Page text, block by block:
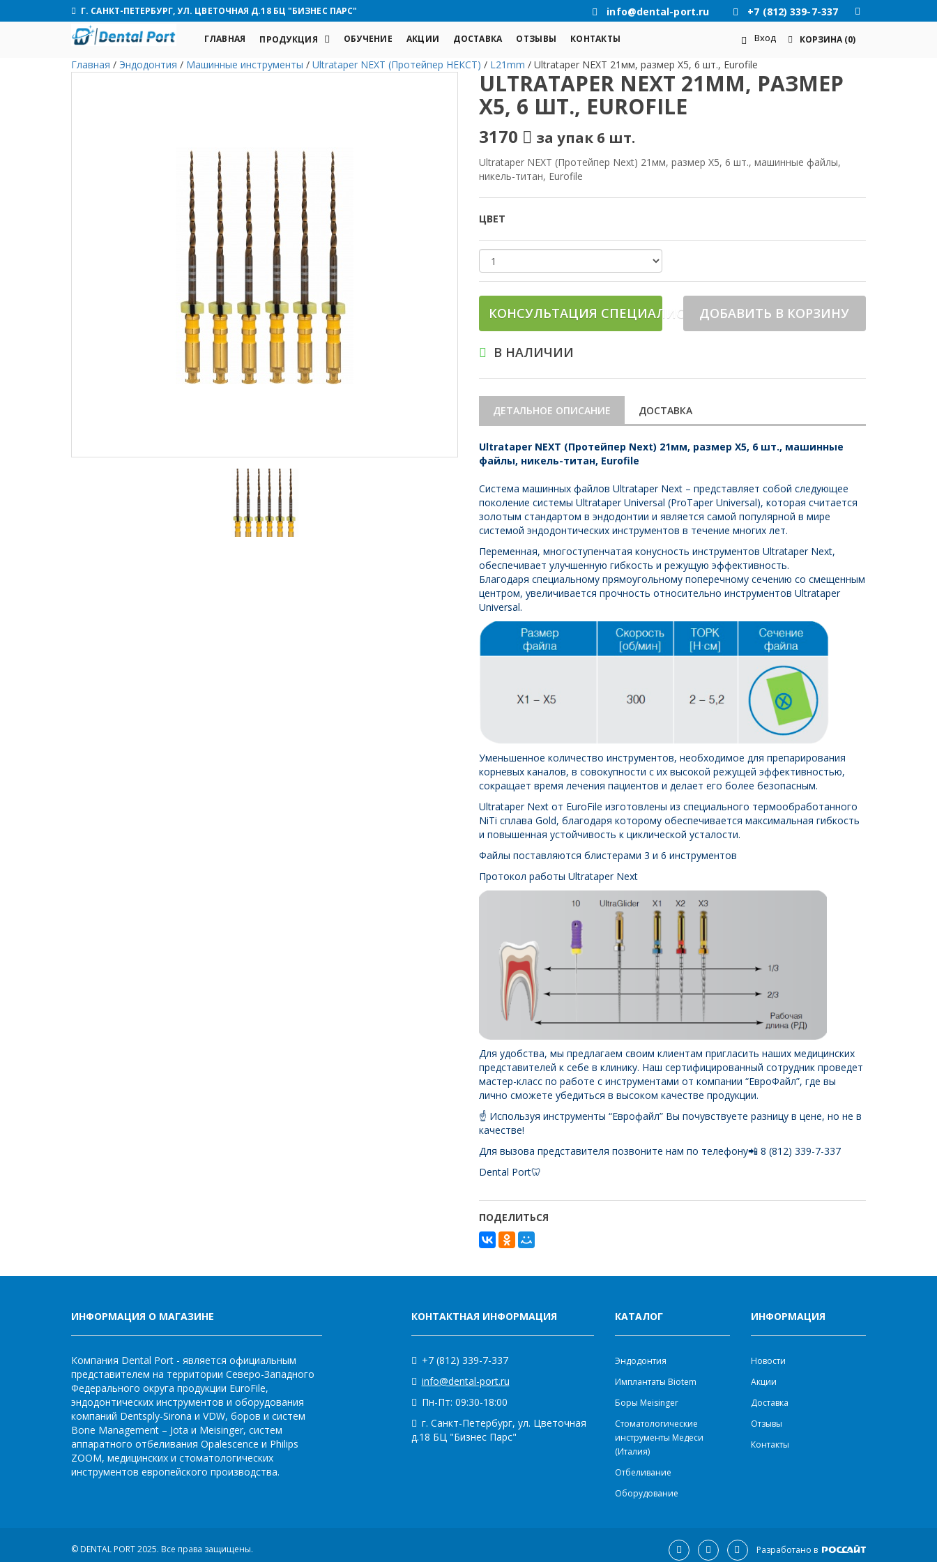
Г. САНКТ-ПЕТЕРБУРГ, УЛ. ЦВЕТОЧНАЯ Д.18 БЦ "БИЗНЕС ПАРС" info@dental-port.ru +7 (812) 339-7-337
ГЛАВНАЯ ПРОДУКЦИЯ ОБУЧЕНИЕ АКЦИИ ДОСТАВКА ОТЗЫВЫ КОНТАКТЫ Вход КОРЗИНА (0)
Главная / Эндодонтия / Машинные инструменты / Ultrataper NEXT (Протейпер НЕКСТ) / L21mm / Ultrataper NEXT 21мм, размер X5, 6 шт., Eurofile
ULTRATAPER NEXT 21ММ, РАЗМЕР
X5, 6 ШТ., EUROFILE
3170 за упак 6 шт.
Ultrataper NEXT (Протейпер Next) 21мм, размер X5, 6 шт., машинные файлы,
никель-титан, Eurofile
ЦВЕТ
КОНСУЛЬТАЦИЯ СПЕЦИАЛИСТАДОБАВИТЬ В КОРЗИНУ
В НАЛИЧИИ
ДЕТАЛЬНОЕ ОПИСАНИЕ ДОСТАВКА
Ultrataper NEXT (Протейпер Next) 21мм, размер X5, 6 шт., машинные
файлы, никель-титан, Eurofile
Система машинных файлов Ultrataper Next – представляет собой следующее
поколение системы Ultrataper Universal (ProTaper Universal), которая считается
золотым стандартом в эндодонтии и является самой популярной в мире
системой эндодонтических инструментов в течение многих лет.
Переменная, многоступенчатая конусность инструментов Ultrataper Next,
обеспечивает улучшенную гибкость и режущую эффективность.
Благодаря специальному прямоугольному поперечному сечению со смещенным
центром, увеличивается прочность относительно инструментов Ultrataper
Universal.
Уменьшенное количество инструментов, необходимое для препарирования
корневых каналов, в совокупности с их высокой режущей эффективностью,
сокращает время лечения пациентов и делает его более безопасным.
Ultrataper Next от EuroFile изготовлены из специального термообработанного
NiTi сплава Gold, благодаря которому обеспечивается максимальная гибкость
и повышенная устойчивость к циклической усталости.
Файлы поставляются блистерами 3 и 6 инструментов
Протокол работы Ultrataper Next
Для удобства, мы предлагаем своим клиентам пригласить наших медицинских
представителей к себе в клинику. Наш сертифицированный сотрудник проведет
мастер-класс по работе с инструментами от компании “ЕвроФайл”, где вы
лично сможете убедиться в высоком качестве продукции.
☝️ Используя инструменты “Еврофайл” Вы почувствуете разницу в цене, но не в
качестве!
Для вызова представителя позвоните нам по телефону📲 8 (812) 339-7-337
Dental Port🦷
ПОДЕЛИТЬСЯ
ИНФОРМАЦИЯ О МАГАЗИНЕ
Компания Dental Port - является официальным
представителем на территории Северо-Западного
Федерального округа продукции EuroFile,
эндодонтических инструментов и оборудования
компаний Dentsply-Sirona и VDW, боров и систем
Bone Management – Jota и Meisinger, систем
аппаратного отбеливания Opalescence и Philips
ZOOM, медицинских и стоматологических
инструментов европейского производства.
КОНТАКТНАЯ ИНФОРМАЦИЯ
+7 (812) 339-7-337
info@dental-port.ru
Пн-Пт: 09:30-18:00
г. Санкт-Петербург, ул. Цветочная
д.18 БЦ "Бизнес Парс"
КАТАЛОГ
Эндодонтия
Имплантаты Biotem
Боры Meisinger
Стоматологические
инструменты Медеси
(Италия)
Отбеливание
Оборудование
ИНФОРМАЦИЯ
Новости
Акции
Доставка
Отзывы
Контакты
© DENTAL PORT 2025. Все права защищены. Разработано в